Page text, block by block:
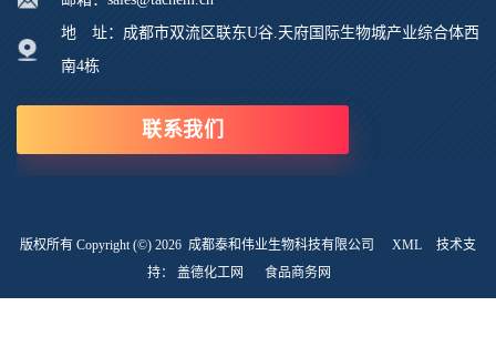
地 址：成都市双流区联东U谷.天府国际生物城产业综合体西
南4栋
联系我们
版权所有 Copyright (©) 2026 成都泰和伟业生物科技有限公司 XML
技术支
持： 盖德化工网 食品商务网